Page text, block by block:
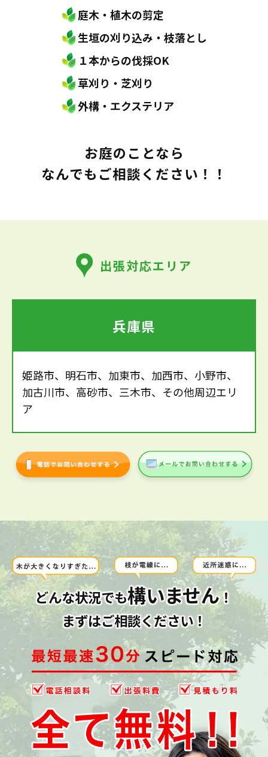
庭木・植木の剪定
生垣の刈り込み・枝落とし
１本からの伐採OK
草刈り・芝刈り
外構・エクステリア
お庭のことなら
なんでもご相談ください！！
出張対応エリア
兵庫県
姫路市、明石市、加東市、加西市、小野市、
加古川市、高砂市、三木市、その他周辺エリ
ア
どんな状況でも構いません！
まずはご相談ください！